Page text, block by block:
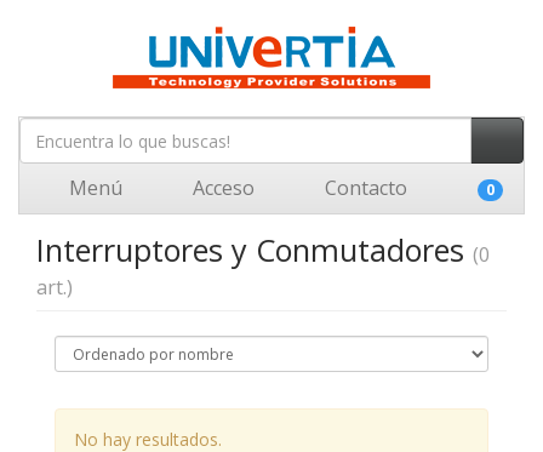
Menú Acceso Contacto 0
Interruptores y Conmutadores (0
art.)
No hay resultados.